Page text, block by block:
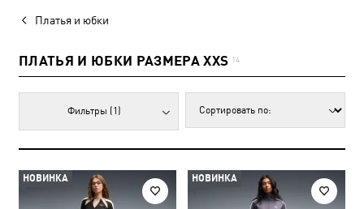
Платья и юбки
ПЛАТЬЯ И ЮБКИ РАЗМЕРА XXS 14
Фильтры (1)
НОВИНКА НОВИНКА